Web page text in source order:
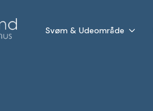
Svøm & Udeområde